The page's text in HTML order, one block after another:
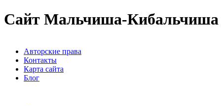
Сайт Мальчиша-Кибальчиша
Авторские права
Контакты
Карта сайта
Блог